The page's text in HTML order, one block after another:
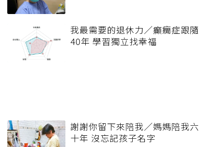
我最需要的退休力／癲癇症跟隨
40年 學習獨立找幸福
謝謝你留下來陪我／媽媽陪我六
十年 沒忘記孩子名字